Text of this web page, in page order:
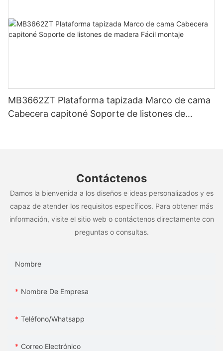
MB3662ZT Plataforma tapizada Marco de cama
Cabecera capitoné Soporte de listones de
Contáctenos
Damos la bienvenida a los diseños e ideas personalizados y es
capaz de atender los requisitos específicos. Para obtener más
información, visite el sitio web o contáctenos directamente con
preguntas o consultas.
Nombre
Nombre De Empresa
Teléfono/whatsapp
Correo Electrónico